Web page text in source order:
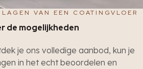
VAN EEN COATINGVLOER
de mogelijkheden
je ons volledige aanbod, kun je
in het echt beoordelen en